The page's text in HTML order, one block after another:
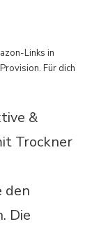
Links in
Für dich
&
Trockner
den
Die